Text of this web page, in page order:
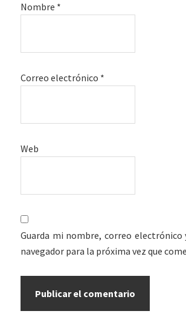
Nombre *
Correo electrónico *
Web
Guarda mi nombre, correo electrónico
navegador para la próxima vez que